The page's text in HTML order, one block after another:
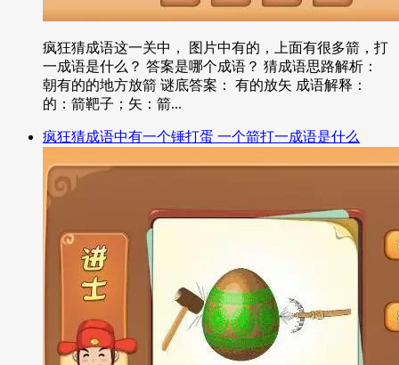
疯狂猜成语这一关中， 图片中有的，上面有很多箭，打
一成语是什么？ 答案是哪个成语？ 猜成语思路解析：
朝有的的地方放箭 谜底答案： 有的放矢 成语解释：
的：箭靶子；矢：箭...
疯狂猜成语中有一个锤打蛋 一个箭打一成语是什么